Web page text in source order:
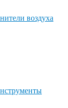
воздуха